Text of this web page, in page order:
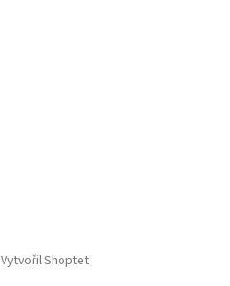
Vytvořil Shoptet